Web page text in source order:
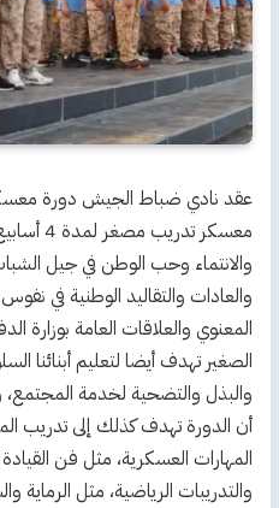
عقد نادي ضباط الجيش دورة
معسكر
والانتماء وحب الوطن في جيل
والعادات والتقاليد الوطنية في
المعنوي والعلاقات العامة بوزارة
الصغير تهدف أيضا لتعليم أبنائنا
والبذل والتضحية لخدمة المجتمع،
أن الدورة تهدف كذلك إلى تدريب
المهارات العسكرية، مثل فن القيادة
والتدريبات الرياضية، مثل الرماية